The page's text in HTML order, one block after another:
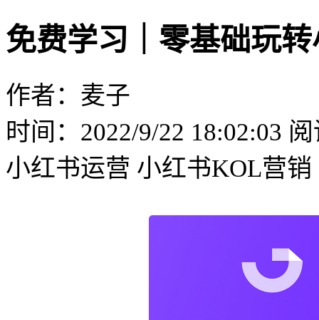
免费学习｜零基础玩
作者：麦子
时间：2022/9/22 18:02:03
小红书运营 小红书KOL营销